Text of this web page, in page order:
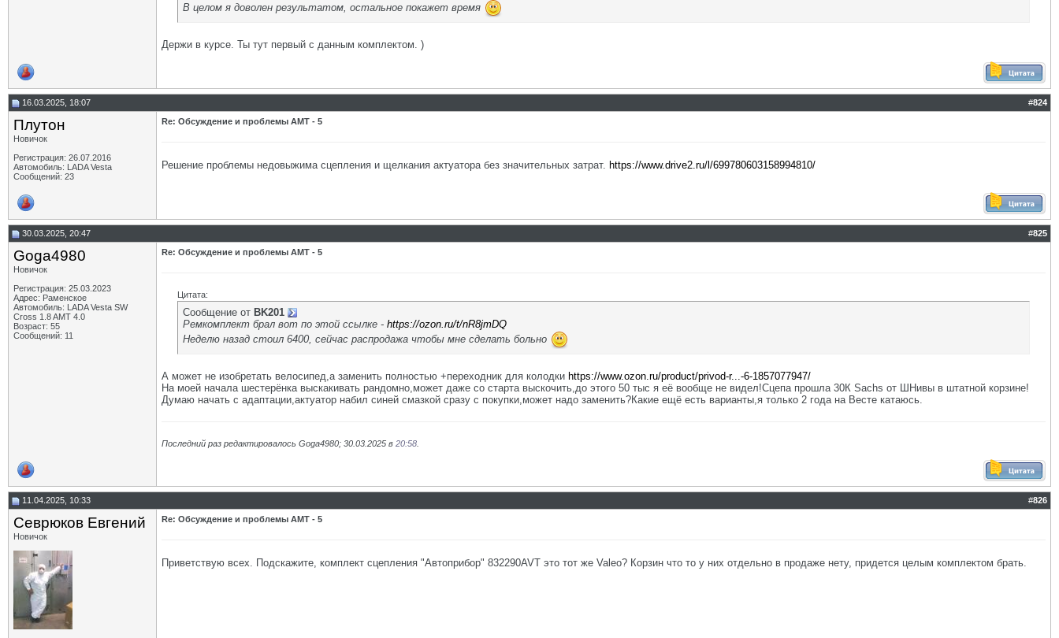
В целом я доволен результатом, остальное покажет время
Держи в курсе. Ты тут первый с данным комплектом. )
16.03.2025, 18:07 #824
Плутон
Новичок
Регистрация: 26.07.2016
Автомобиль: LADA Vesta
Сообщений: 23
Re: Обсуждение и проблемы АМТ - 5
Решение проблемы недовыжима сцепления и щелкания актуатора без значительных затрат. https://www.drive2.ru/l/699780603158994810/
30.03.2025, 20:47 #825
Goga4980
Новичок
Регистрация: 25.03.2023
Адрес: Раменское
Автомобиль: LADA Vesta SW
Cross 1.8 AMT 4.0
Возраст: 55
Сообщений: 11
Re: Обсуждение и проблемы АМТ - 5
Цитата:
Сообщение от BK201
Ремкомплект брал вот по этой ссылке - https://ozon.ru/t/nR8jmDQ
Неделю назад стоил 6400, сейчас распродажа чтобы мне сделать больно
А может не изобретать велосипед,а заменить полностью +переходник для колодки https://www.ozon.ru/product/privod-r...-6-1857077947/
На моей начала шестерёнка выскакивать рандомно,может даже со старта выскочить,до этого 50 тыс я её вообще не видел!Сцепа прошла 30К Sachs от ШНивы в штатной корзине!
Думаю начать с адаптации,актуатор набил синей смазкой сразу с покупки,может надо заменить?Какие ещё есть варианты,я только 2 года на Весте катаюсь.
Последний раз редактировалось Goga4980; 30.03.2025 в 20:58
11.04.2025, 10:33 #826
Севрюков Евгений
Новичок
Re: Обсуждение и проблемы АМТ - 5
Приветствую всех. Подскажите, комплект сцепления "Автоприбор" 832290AVT это тот же Valeo? Корзин что то у них отдельно в продаже нету, придется целым комплектом брать.